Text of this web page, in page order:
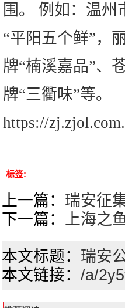
围。 例如：温州
“平阳五个鲜”，
牌“楠溪嘉品”、
牌“三衢味”等。
https://
标签:
上一篇： 瑞安征
下一篇： 上海之
本文标题： 瑞安
本文链接： /a/